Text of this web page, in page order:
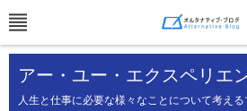
アー・ユー・エクスペリエ
人生と仕事に必要な様々なことについて考える